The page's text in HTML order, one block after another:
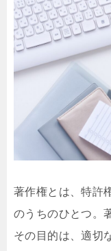
著作権とは、特許
のうちのひとつ。
その目的は、適切